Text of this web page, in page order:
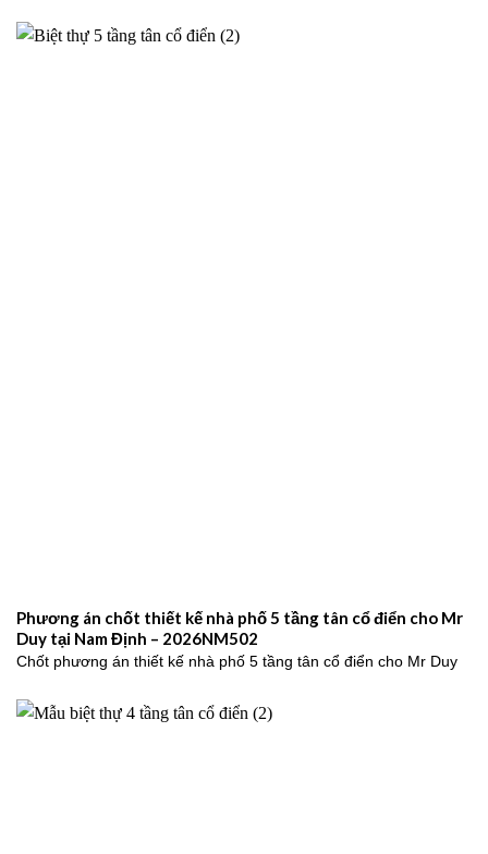
Phương án chốt thiết kế nhà phố 5 tầng tân cổ điển cho Mr
Duy tại Nam Định – 2026NM502
Chốt phương án thiết kế nhà phố 5 tầng tân cổ điển cho Mr Duy